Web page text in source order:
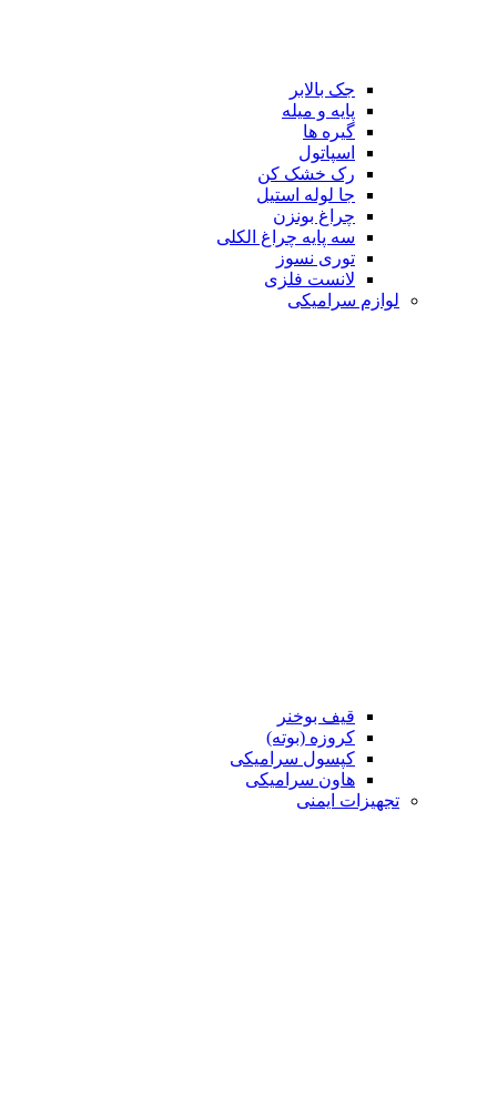
جک بالابر
پایه و میله
گیره ها
اسپاتول
رک خشک کن
جا لوله استیل
چراغ بونزن
سه پایه چراغ الکلی
توری نسوز
لانست فلزی
لوازم سرامیکی
قیف بوخنر
کروزه (بوته)
کپسول سرامیکی
هاون سرامیکی
تجهیزات ایمنی